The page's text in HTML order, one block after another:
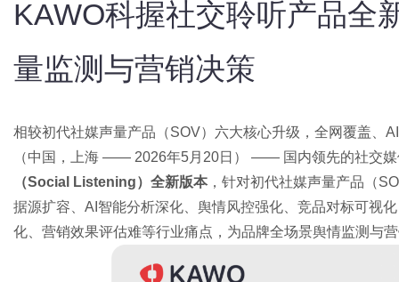
KAWO科握社交聆听产品全
量监测与营销决策
相较初代社媒声量产品（SOV）六大核心升级，全网覆盖、
（中国，上海 —— 2026年5月20日） —— 国内领先的社交媒
（Social Listening）全新版本，针对初代社媒声量产品（
据源扩容、AI智能分析深化、舆情风控强化、竞品对标可视
化、营销效果评估难等行业痛点，为品牌全场景舆情监测与